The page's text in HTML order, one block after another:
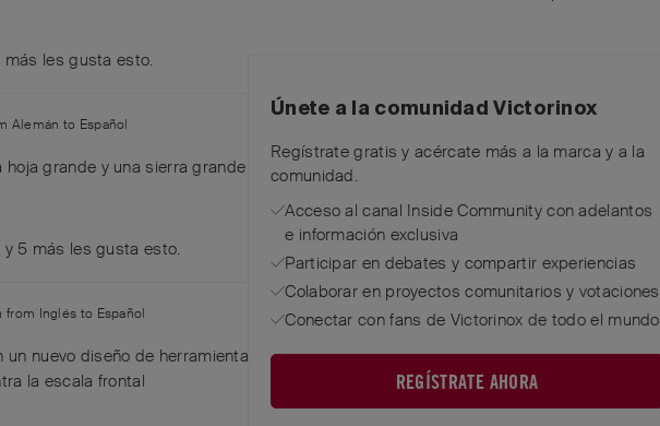
más les gusta esto.
Alemán to Español
grande y una sierra grande son imprescindibles.
Responder
y 5 más les gusta esto.
from Inglés to Español
un nuevo diseño de herramienta compacta que pudiera ir en la parte superior y
la escala frontal
Únete a la comunidad Victorinox
Regístrate gratis y acércate más a la marca y a la
comunidad.
Acceso al canal Inside Community con adelantos
e información exclusiva
Participar en debates y compartir experiencias
Colaborar en proyectos comunitarios y votaciones
Conectar con fans de Victorinox de todo el mundo
REGÍSTRATE AHORA